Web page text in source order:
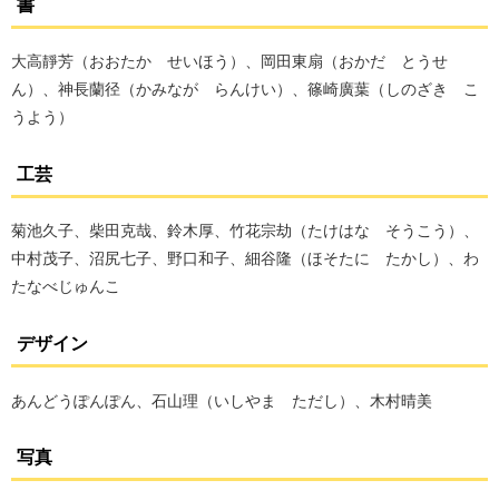
書
大高靜芳（おおたか せいほう）、岡田東扇（おかだ とうせ
ん）、神長蘭径（かみなが らんけい）、篠崎廣葉（しのざき こ
うよう）
工芸
菊池久子、柴田克哉、鈴木厚、竹花宗劫（たけはな そうこう）、
中村茂子、沼尻七子、野口和子、細谷隆（ほそたに たかし）、わ
たなべじゅんこ
デザイン
あんどうぽんぽん、石山理（いしやま ただし）、木村晴美
写真